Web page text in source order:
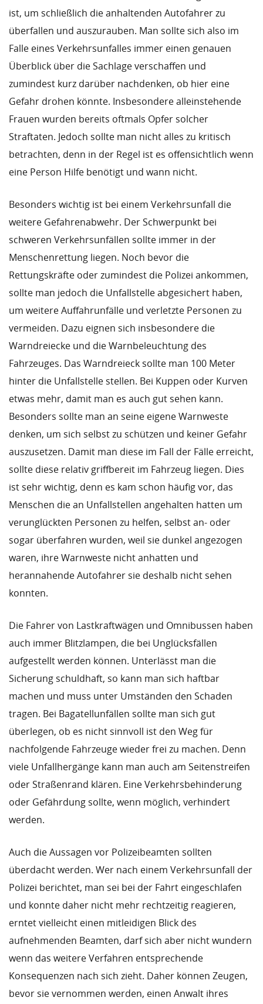
ist, um schließlich die anhaltenden Autofahrer zu
überfallen und auszurauben. Man sollte sich also im
Falle eines Verkehrsunfalles immer einen genauen
Überblick über die Sachlage verschaffen und
zumindest kurz darüber nachdenken, ob hier eine
Gefahr drohen könnte. Insbesondere alleinstehende
Frauen wurden bereits oftmals Opfer solcher
Straftaten. Jedoch sollte man nicht alles zu kritisch
betrachten, denn in der Regel ist es offensichtlich wenn
eine Person Hilfe benötigt und wann nicht.
Besonders wichtig ist bei einem Verkehrsunfall die
weitere Gefahrenabwehr. Der Schwerpunkt bei
schweren Verkehrsunfällen sollte immer in der
Menschenrettung liegen. Noch bevor die
Rettungskräfte oder zumindest die Polizei ankommen,
sollte man jedoch die Unfallstelle abgesichert haben,
um weitere Auffahrunfälle und verletzte Personen zu
vermeiden. Dazu eignen sich insbesondere die
Warndreiecke und die Warnbeleuchtung des
Fahrzeuges. Das Warndreieck sollte man 100 Meter
hinter die Unfallstelle stellen. Bei Kuppen oder Kurven
etwas mehr, damit man es auch gut sehen kann.
Besonders sollte man an seine eigene Warnweste
denken, um sich selbst zu schützen und keiner Gefahr
auszusetzen. Damit man diese im Fall der Fälle erreicht,
sollte diese relativ griffbereit im Fahrzeug liegen. Dies
ist sehr wichtig, denn es kam schon häufig vor, das
Menschen die an Unfallstellen angehalten hatten um
verunglückten Personen zu helfen, selbst an- oder
sogar überfahren wurden, weil sie dunkel angezogen
waren, ihre Warnweste nicht anhatten und
herannahende Autofahrer sie deshalb nicht sehen
konnten.
Die Fahrer von Lastkraftwägen und Omnibussen haben
auch immer Blitzlampen, die bei Unglücksfällen
aufgestellt werden können. Unterlässt man die
Sicherung schuldhaft, so kann man sich haftbar
machen und muss unter Umständen den Schaden
tragen. Bei Bagatellunfällen sollte man sich gut
überlegen, ob es nicht sinnvoll ist den Weg für
nachfolgende Fahrzeuge wieder frei zu machen. Denn
viele Unfallhergänge kann man auch am Seitenstreifen
oder Straßenrand klären. Eine Verkehrsbehinderung
oder Gefährdung sollte, wenn möglich, verhindert
werden.
Auch die Aussagen vor Polizeibeamten sollten
überdacht werden. Wer nach einem Verkehrsunfall der
Polizei berichtet, man sei bei der Fahrt eingeschlafen
und konnte daher nicht mehr rechtzeitig reagieren,
erntet vielleicht einen mitleidigen Blick des
aufnehmenden Beamten, darf sich aber nicht wundern
wenn das weitere Verfahren entsprechende
Konsequenzen nach sich zieht. Daher können Zeugen,
bevor sie vernommen werden, einen Anwalt ihres